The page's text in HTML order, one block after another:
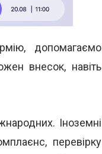
допомагаємо
внесок, навіть
Іноземні
перевірку